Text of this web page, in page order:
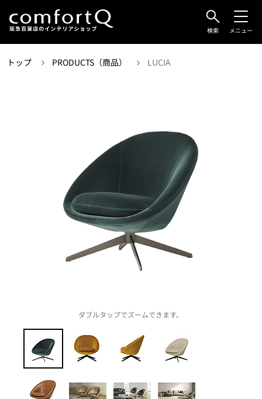
検索 メニュー
トップ PRODUCTS（商品） LUCIA
ダブルタップでズームできます。